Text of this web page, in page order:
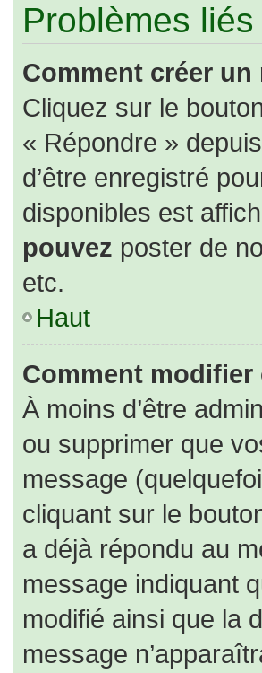
Problèmes
Comment créer
Cliquez sur le
« Répondre »
d’être enregistré
disponibles est
pouvez poster de
etc.
Haut
Comment
À moins d’être
ou supprimer que
message
cliquant sur le
a déjà répondu au
message indiquant
modifié ainsi que la
message